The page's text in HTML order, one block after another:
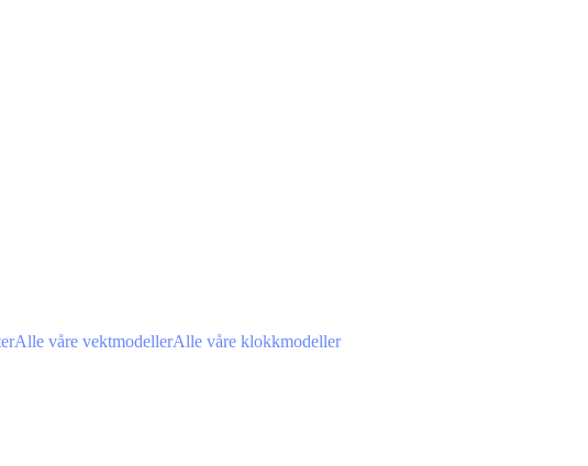
Alle våre vektmodellerAlle våre klokkmodeller